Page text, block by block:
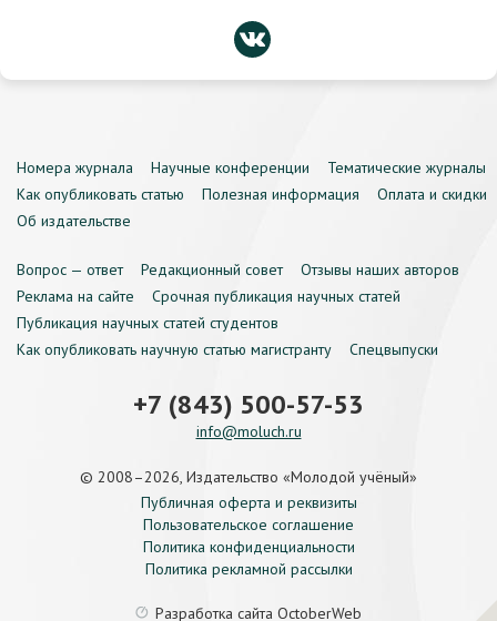
Номера журнала Научные конференции
Тематические журналы
Как опубликовать статью
Полезная информация
Оплата и скидки
Об издательстве
Вопрос — ответ Редакционный совет
Отзывы наших авторов
Реклама на сайте
Срочная публикация научных статей
Публикация научных статей студентов
Как опубликовать научную статью магистранту
Спецвыпуски
+7 (843) 500-57-53
info@moluch.ru
© 2008–2026, Издательство «Молодой учёный»
Публичная оферта и реквизиты
Пользовательское соглашение
Политика конфиденциальности
Политика рекламной рассылки
Разработка сайта OctoberWeb